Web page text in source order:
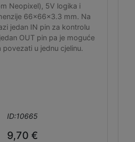
Neopixel), 5V logika i
66x66x3.3 mm. Na
jedan IN pin za kontrolu
OUT pin pa je moguće
povezati u jednu cjelinu.
ID:10665
9,70 €